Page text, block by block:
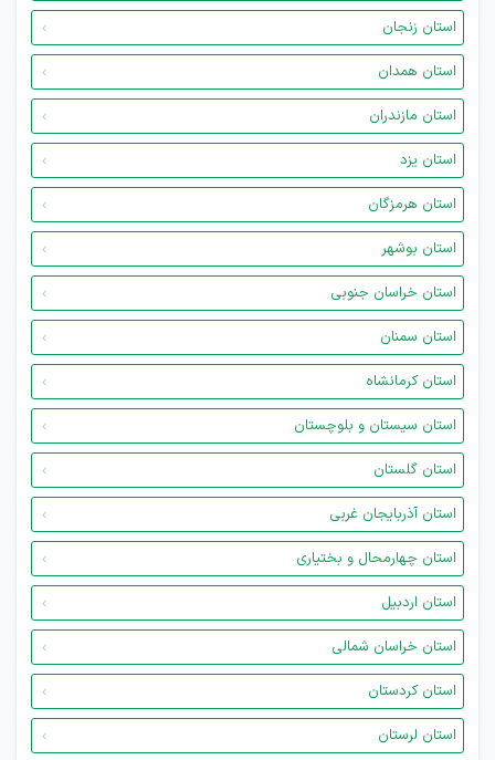
استان زنجان
استان همدان
استان مازندران
استان یزد
استان هرمزگان
استان بوشهر
استان خراسان جنوبی
استان سمنان
استان کرمانشاه
استان سیستان و بلوچستان
استان گلستان
استان آذربایجان غربی
استان چهارمحال و بختیاری
استان اردبیل
استان خراسان شمالی
استان کردستان
استان لرستان